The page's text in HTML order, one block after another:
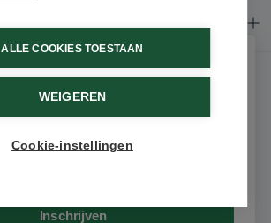
9.6 / 10 (531 beoordelingen)
ALLE COOKIES TOESTAAN
WEIGEREN
Cookie-instellingen
in voor onze nieuwsbrief
de beste aanbiedingen en persoonlijk
advies
Inschrijven